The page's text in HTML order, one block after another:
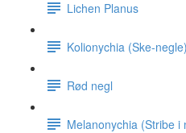
Lichen Planus
Kolionychia (Ske-negle)
Rød negl
Melanonychia (Stribe i